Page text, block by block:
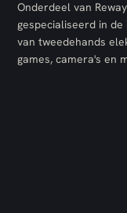
Onderdeel van
gespecialiseerd in
van tweedehands
games, camera's en